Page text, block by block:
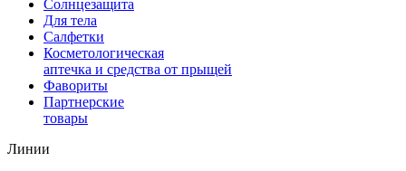
Солнцезащита
Для тела
Салфетки
Косметологическая
аптечка и средства от прыщей
Фавориты
Партнерские
товары
Линии